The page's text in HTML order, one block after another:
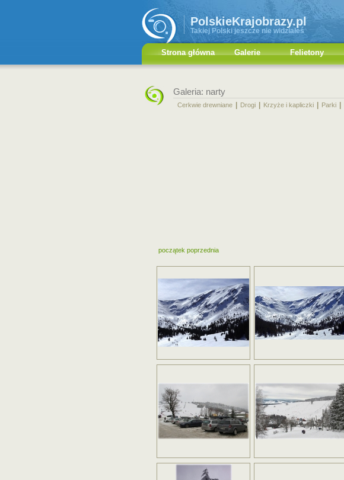
PolskieKrajobrazy.pl
Takiej Polski jeszcze nie widziałeś
Strona główna Galerie Felietony
Galeria: narty
Cerkwie drewniane Drogi Krzyże i kapliczki Parki
początek poprzednia